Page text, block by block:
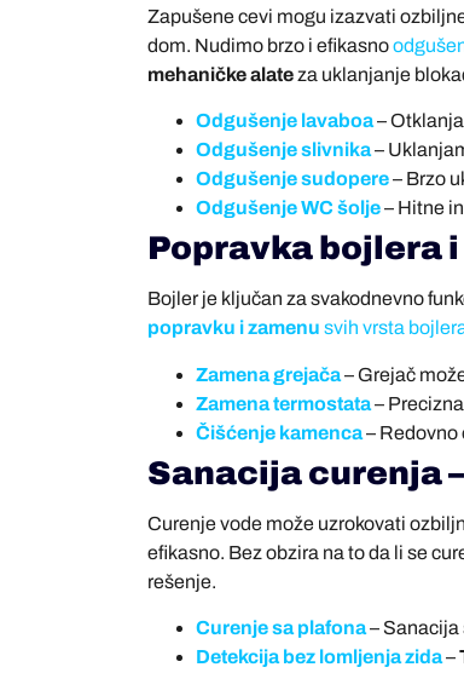
Zapušene cevi mogu izazvati
dom. Nudimo brzo i efikasno
mehaničke alateza uklanjanje
Odgušenje lavaboa–
Odgušenje slivnika–
Odgušenje sudopere– Brzo
Odgušenje WC šolje– Hitne
Popravka bojlera
Bojler je ključan za svakodnevno
popravku i zamenu svih vrsta
Zamena grejača– Grejač
Zamena termostata–
Čišćenje kamenca– Redovno
Sanacija curenja
Curenje vode može uzrokovati
efikasno. Bez obzira na to da li se
rešenje.
Curenje sa plafona– Sanacija
Detekcija bez lomljenja zida–